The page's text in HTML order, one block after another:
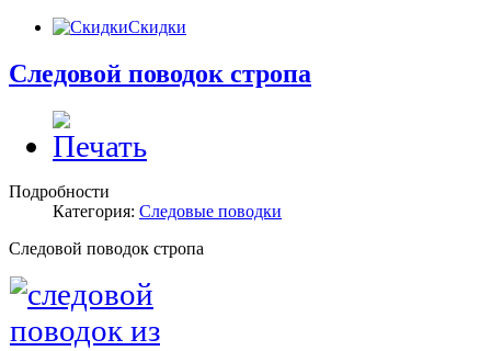
Скидки
Следовой поводок стропа
Подробности
Категория: Следовые поводки
Следовой поводок стропа